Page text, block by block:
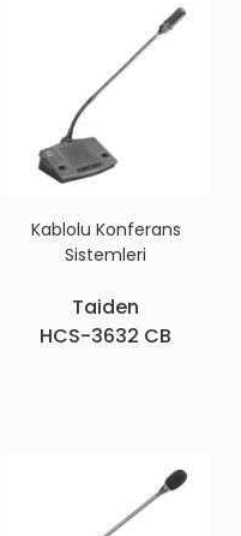
Kablolu Konferans
Sistemleri
Taiden
HCS-3632 CB